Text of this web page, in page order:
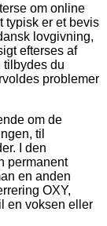
om online
typisk er et bevis
lovgivning,
efterses af
tilbydes du
problemer
om de
til
I den
permanent
en anden
OXY,
en voksen eller